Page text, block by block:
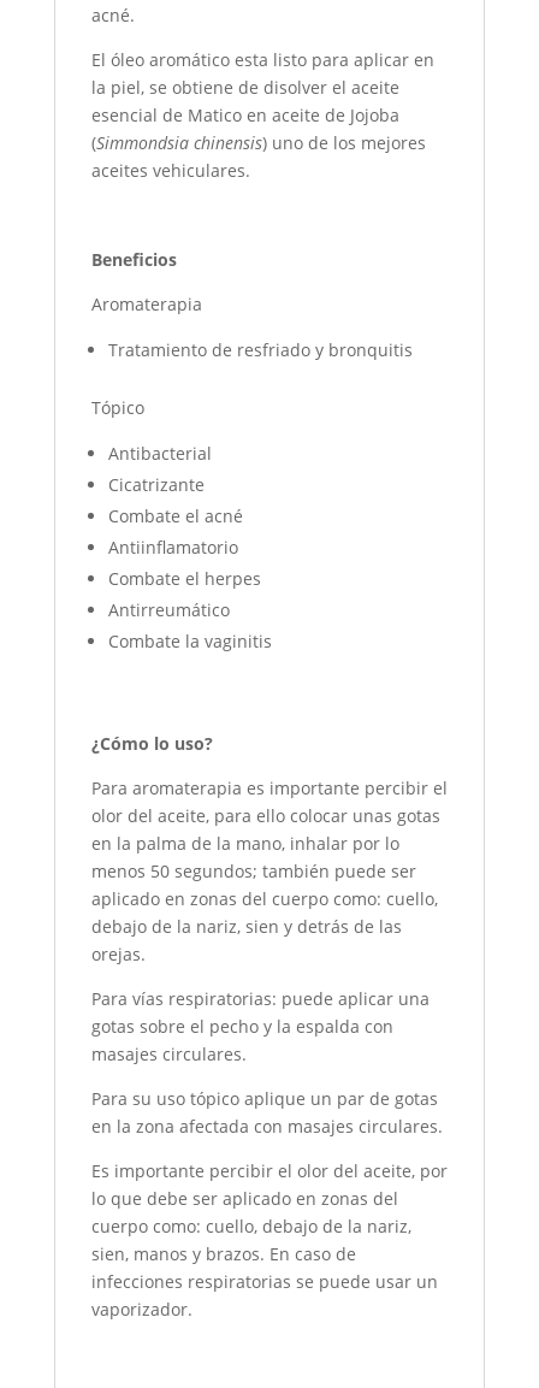
acné.
El óleo aromático esta listo para aplicar en
la piel, se obtiene de disolver el aceite
esencial de Matico en aceite de Jojoba
(Simmondsia chinensis) uno de los mejores
aceites vehiculares.
Beneficios
Aromaterapia
Tratamiento de resfriado y bronquitis
Tópico
Antibacterial
Cicatrizante
Combate el acné
Antiinflamatorio
Combate el herpes
Antirreumático
Combate la vaginitis
¿Cómo lo uso?
Para aromaterapia es importante percibir el
olor del aceite, para ello colocar unas gotas
en la palma de la mano, inhalar por lo
menos 50 segundos; también puede ser
aplicado en zonas del cuerpo como: cuello,
debajo de la nariz, sien y detrás de las
orejas.
Para vías respiratorias: puede aplicar una
gotas sobre el pecho y la espalda con
masajes circulares.
Para su uso tópico aplique un par de gotas
en la zona afectada con masajes circulares.
Es importante percibir el olor del aceite, por
lo que debe ser aplicado en zonas del
cuerpo como: cuello, debajo de la nariz,
sien, manos y brazos. En caso de
infecciones respiratorias se puede usar un
vaporizador.